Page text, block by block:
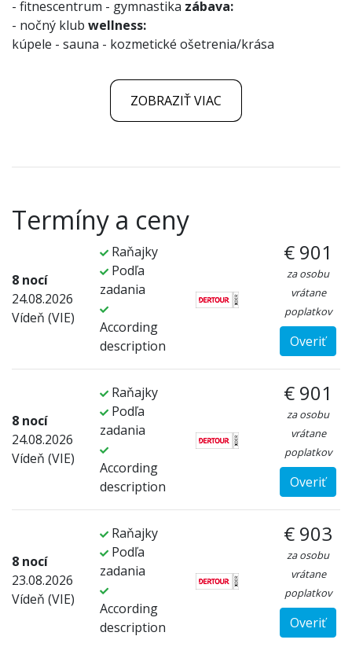
- fitnescentrum - gymnastika zábava:
- nočný klub wellness:
kúpele - sauna - kozmetické ošetrenia/krása
ZOBRAZIŤ VIAC
Termíny a ceny
8 nocí
24.08.2026
Vídeň (VIE)
Raňajky
Podľa
zadania
According
description
€ 901
za osobu
vrátane
poplatkov
Overiť
8 nocí
24.08.2026
Vídeň (VIE)
Raňajky
Podľa
zadania
According
description
€ 901
za osobu
vrátane
poplatkov
Overiť
8 nocí
23.08.2026
Vídeň (VIE)
Raňajky
Podľa
zadania
According
description
€ 903
za osobu
vrátane
poplatkov
Overiť